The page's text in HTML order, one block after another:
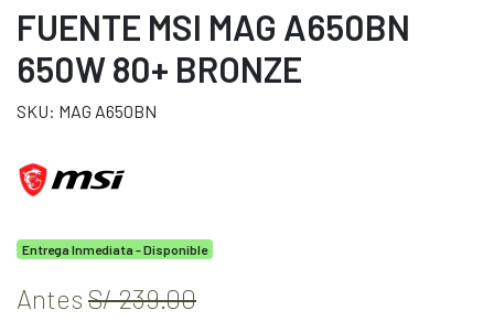
FUENTE MSI MAG A650BN
650W 80+ BRONZE
SKU: MAG A650BN
Entrega Inmediata - Disponible
Antes S/ 239.00